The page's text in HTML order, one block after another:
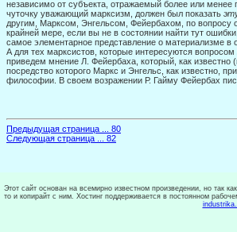
независимо от субъекта, отражаемый более или менее
чуточку уважающий марксизм, должен был показать
другим, Марксом, Энгельсом, Фейербахом, по вопросу
крайней мере, если вы не в состоянии найти тут
самое элементарное представление о материализме в
А для тех марксистов, которые интересуются вопросом
приведем мнение Л. Фейербаха, который, как из­вестно
посредство которого Маркс и Энгельс, как известно,
философии. В своем возражении Р. Гайму Фейербах
Предыдущая страница ... 80
Следующая страница ... 82
Этот сайт основан на всемирно известном произведении, но так
то и копирайт с ним. Хостинг поддерживается в постоянном